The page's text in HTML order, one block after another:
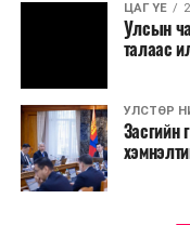
ЦАГ ҮЕ
Улсын
талаас
УЛСТӨР
Засгийн